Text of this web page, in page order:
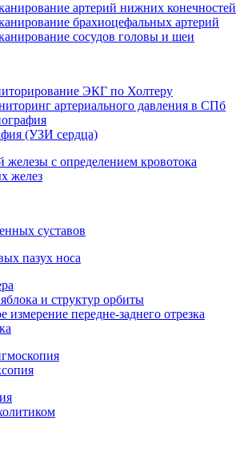
артерий нижних конечностей
брахиоцефальных артерий
сосудов головы и шеи
ЭКГ по Холтеру
артериального давления в СПб
(УЗИ сердца)
с определением кровотока
желез
суставов
пазух носа
и структур орбиты
измерение передне-заднего отрезка